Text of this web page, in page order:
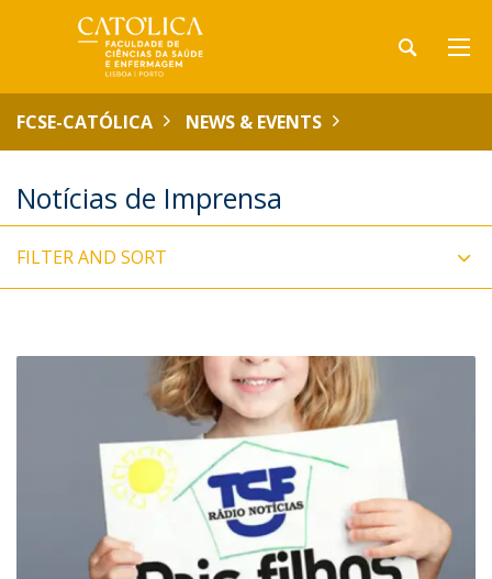
FCSE-CATÓLICA NEWS & EVENTS
Notícias de Imprensa
FILTER AND SORT